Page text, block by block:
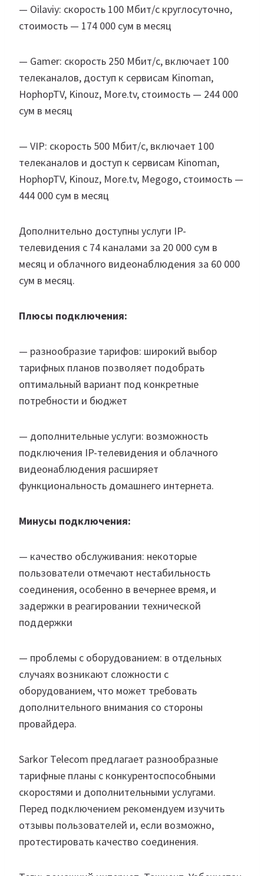
— Oilaviy: скорость 100 Мбит/с круглосуточно,
стоимость — 174 000 сум в месяц
— Gamer: скорость 250 Мбит/с, включает 100
телеканалов, доступ к сервисам Kinoman,
HophopTV, Kinouz, More.tv, стоимость — 244 000
сум в месяц
— VIP: скорость 500 Мбит/с, включает 100
телеканалов и доступ к сервисам Kinoman,
HophopTV, Kinouz, More.tv, Megogo, стоимость —
444 000 сум в месяц
Дополнительно доступны услуги IP-
телевидения с 74 каналами за 20 000 сум в
месяц и облачного видеонаблюдения за 60 000
сум в месяц.
Плюсы подключения:
— разнообразие тарифов: широкий выбор
тарифных планов позволяет подобрать
оптимальный вариант под конкретные
потребности и бюджет
— дополнительные услуги: возможность
подключения IP-телевидения и облачного
видеонаблюдения расширяет
функциональность домашнего интернета.
Минусы подключения:
— качество обслуживания: некоторые
пользователи отмечают нестабильность
соединения, особенно в вечернее время, и
задержки в реагировании технической
поддержки
— проблемы с оборудованием: в отдельных
случаях возникают сложности с
оборудованием, что может требовать
дополнительного внимания со стороны
провайдера.
Sarkor Telecom предлагает разнообразные
тарифные планы с конкурентоспособными
скоростями и дополнительными услугами.
Перед подключением рекомендуем изучить
отзывы пользователей и, если возможно,
протестировать качество соединения.